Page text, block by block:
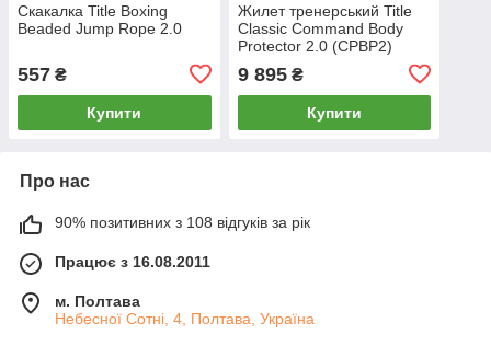
Скакалка Title Boxing
Beaded Jump Rope 2.0
557 ₴
Купити
Жилет тренерський Title
Classic Command Body
Protector 2.0 (CPBP2)
9 895₴
Купити
Про нас
90% позитивних з 108 відгуків за рік
Працює з 16.08.2011
м. Полтава
Небесної Сотні, 4, Полтава, Україна